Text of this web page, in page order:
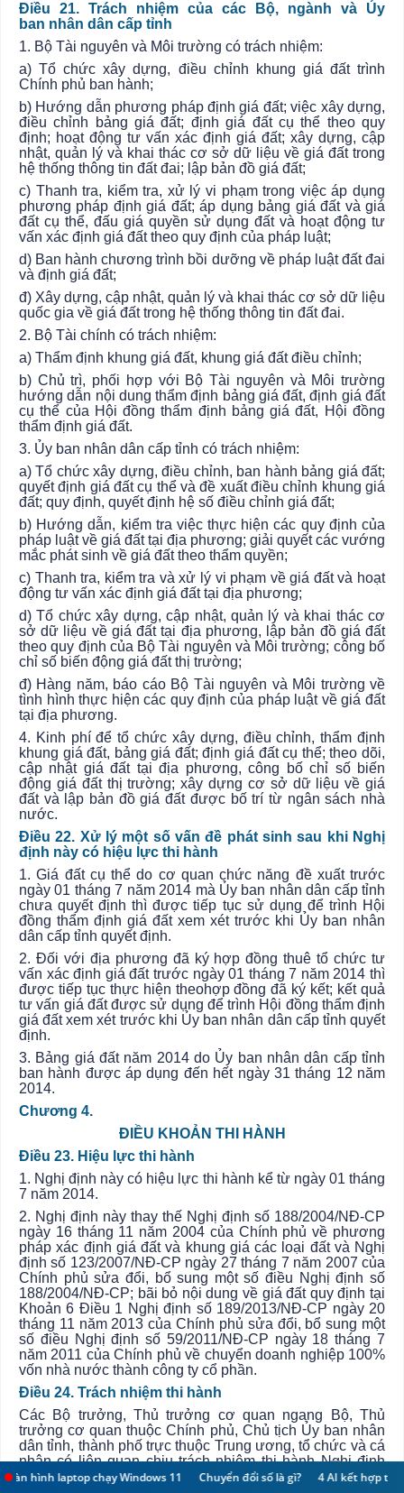
Điều 21. Trách nhiệm của các Bộ, ngành và Ủy
ban nhân dân cấp tỉnh
1. Bộ Tài nguyên và Môi trường có trách nhiệm:
a) Tổ chức xây dựng, điều chỉnh khung giá đất trình
Chính phủ ban hành;
b) Hướng dẫn phương pháp định giá đất; việc xây dựng,
điều chỉnh bảng giá đất; định giá đất cụ thể theo quy
định; hoạt động tư vấn xác định giá đất; xây dựng, cập
nhật, quản lý và khai thác cơ sở dữ liệu về giá đất trong
hệ thống thông tin đất đai; lập bản đồ giá đất;
c) Thanh tra, kiểm tra, xử lý vi phạm trong việc áp dụng
phương pháp định giá đất; áp dụng bảng giá đất và giá
đất cụ thể, đấu giá quyền sử dụng đất và hoạt động tư
vấn xác định giá đất theo quy định của pháp luật;
d) Ban hành chương trình bồi dưỡng về pháp luật đất đai
và định giá đất;
đ) Xây dựng, cập nhật, quản lý và khai thác cơ sở dữ liệu
quốc gia về giá đất trong hệ thống thông tin đất đai.
2. Bộ Tài chính có trách nhiệm:
a) Thẩm định khung giá đất, khung giá đất điều chỉnh;
b) Chủ trì, phối hợp với Bộ Tài nguyên và Môi trường
hướng dẫn nội dung thẩm định bảng giá đất, định giá đất
cụ thể của Hội đồng thẩm định bảng giá đất, Hội đồng
thẩm định giá đất.
3. Ủy ban nhân dân cấp tỉnh có trách nhiệm:
a) Tổ chức xây dựng, điều chỉnh, ban hành bảng giá đất;
quyết định giá đất cụ thể và đề xuất điều chỉnh khung giá
đất; quy định, quyết định hệ số điều chỉnh giá đất;
b) Hướng dẫn, kiểm tra việc thực hiện các quy định của
pháp luật về giá đất tại địa phương; giải quyết các vướng
mắc phát sinh về giá đất theo thẩm quyền;
c) Thanh tra, kiểm tra và xử lý vi phạm về giá đất và hoạt
động tư vấn xác định giá đất tại địa phương;
d) Tổ chức xây dựng, cập nhật, quản lý và khai thác cơ
sở dữ liệu về giá đất tại địa phương, lập bản đồ giá đất
theo quy định của Bộ Tài nguyên và Môi trường; công bố
chỉ số biến động giá đất thị trường;
đ) Hàng năm, báo cáo Bộ Tài nguyên và Môi trường về
tình hình thực hiện các quy định của pháp luật về giá đất
tại địa phương.
4. Kinh phí để tổ chức xây dựng, điều chỉnh, thẩm định
khung giá đất, bảng giá đất; định giá đất cụ thể; theo dõi,
cập nhật giá đất tại địa phương, công bố chỉ số biến
động giá đất thị trường; xây dựng cơ sở dữ liệu về giá
đất và lập bản đồ giá đất được bố trí từ ngân sách nhà
nước.
Điều 22. Xử lý một số vấn đề phát sinh sau khi Nghị
định này có hiệu lực thi hành
1. Giá đất cụ thể do cơ quan chức năng đề xuất trước
ngày 01 tháng 7 năm 2014 mà Ủy ban nhân dân cấp tỉnh
chưa quyết định thì được tiếp tục sử dụng để trình Hội
đồng thẩm định giá đất xem xét trước khi Ủy ban nhân
dân cấp tỉnh quyết định.
2. Đối với địa phương đã ký hợp đồng thuê tổ chức tư
vấn xác định giá đất trước ngày 01 tháng 7 năm 2014 thì
được tiếp tục thực hiện theohợp đồng đã ký kết; kết quả
tư vấn giá đất được sử dụng để trình Hội đồng thẩm định
giá đất xem xét trước khi Ủy ban nhân dân cấp tỉnh quyết
định.
3. Bảng giá đất năm 2014 do Ủy ban nhân dân cấp tỉnh
ban hành được áp dụng đến hết ngày 31 tháng 12 năm
2014.
Chương 4.
ĐIỀU KHOẢN THI HÀNH
Điều 23. Hiệu lực thi hành
1. Nghị định này có hiệu lực thi hành kể từ ngày 01 tháng
7 năm 2014.
2. Nghị định này thay thế Nghị định số 188/2004/NĐ-CP
ngày 16 tháng 11 năm 2004 của Chính phủ về phương
pháp xác định giá đất và khung giá các loại đất và Nghị
định số 123/2007/NĐ-CP ngày 27 tháng 7 năm 2007 của
Chính phủ sửa đổi, bổ sung một số điều Nghị định số
188/2004/NĐ-CP; bãi bỏ nội dung về giá đất quy định tại
Khoản 6 Điều 1 Nghị định số 189/2013/NĐ-CP ngày 20
tháng 11 năm 2013 của Chính phủ sửa đổi, bổ sung một
số điều Nghị định số 59/2011/NĐ-CP ngày 18 tháng 7
năm 2011 của Chính phủ về chuyển doanh nghiệp 100%
vốn nhà nước thành công ty cổ phần.
Điều 24. Trách nhiệm thi hành
Các Bộ trưởng, Thủ trưởng cơ quan ngang Bộ, Thủ
trưởng cơ quan thuộc Chính phủ, Chủ tịch Ủy ban nhân
dân tỉnh, thành phố trực thuộc Trung ương, tổ chức và cá
nhân có liên quan chịu trách nhiệm thi hành Nghị định
này./.
laptop chạy Windows 11 Chuyển đổi số là gì? 4 AI kết hợp tạo nên